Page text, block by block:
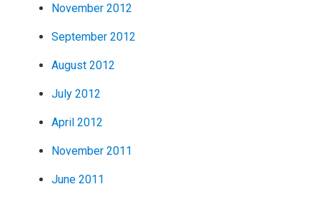
November 2012
September 2012
August 2012
July 2012
April 2012
November 2011
June 2011